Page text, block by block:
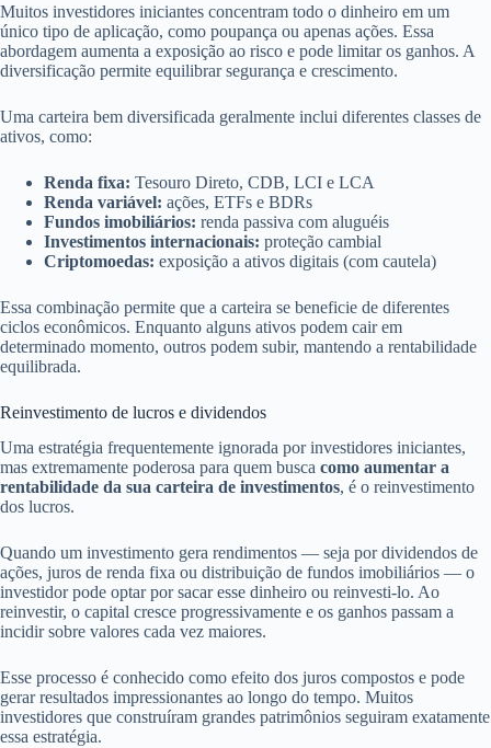
Muitos investidores iniciantes concentram todo o dinheiro em um
único tipo de aplicação, como poupança ou apenas ações. Essa
abordagem aumenta a exposição ao risco e pode limitar os ganhos. A
diversificação permite equilibrar segurança e crescimento.
Uma carteira bem diversificada geralmente inclui diferentes classes de
ativos, como:
Renda fixa: Tesouro Direto, CDB, LCI e LCA
Renda variável: ações, ETFs e BDRs
Fundos imobiliários: renda passiva com aluguéis
Investimentos internacionais: proteção cambial
Criptomoedas: exposição a ativos digitais (com cautela)
Essa combinação permite que a carteira se beneficie de diferentes
ciclos econômicos. Enquanto alguns ativos podem cair em
determinado momento, outros podem subir, mantendo a rentabilidade
equilibrada.
Reinvestimento de lucros e dividendos
Uma estratégia frequentemente ignorada por investidores iniciantes,
mas extremamente poderosa para quem busca como aumentar a
rentabilidade da sua carteira de investimentos, é o reinvestimento
dos lucros.
Quando um investimento gera rendimentos — seja por dividendos de
ações, juros de renda fixa ou distribuição de fundos imobiliários — o
investidor pode optar por sacar esse dinheiro ou reinvesti-lo. Ao
reinvestir, o capital cresce progressivamente e os ganhos passam a
incidir sobre valores cada vez maiores.
Esse processo é conhecido como efeito dos juros compostos e pode
gerar resultados impressionantes ao longo do tempo. Muitos
investidores que construíram grandes patrimônios seguiram exatamente
essa estratégia.